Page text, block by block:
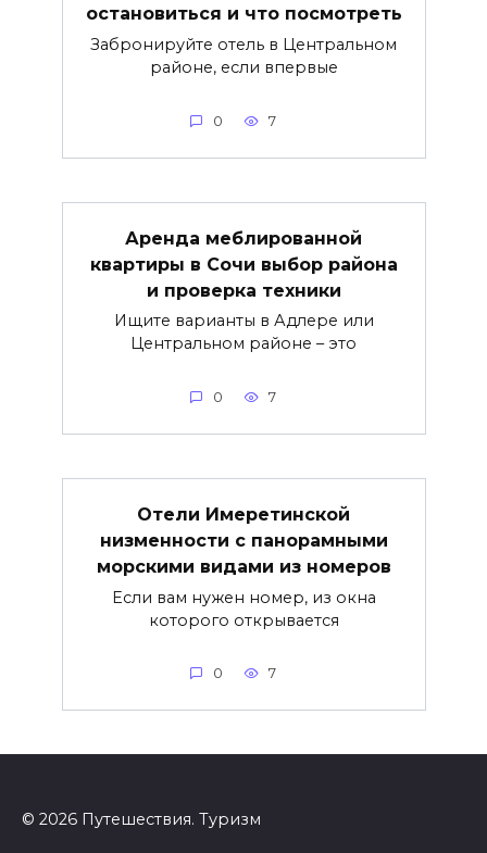
остановиться и что посмотреть
Забронируйте отель в Центральном
районе, если впервые
0 7
Аренда меблированной
квартиры в Сочи выбор района
и проверка техники
Ищите варианты в Адлере или
Центральном районе – это
0 7
Отели Имеретинской
низменности с панорамными
морскими видами из номеров
Если вам нужен номер, из окна
которого открывается
0 7
© 2026 Путешествия. Туризм